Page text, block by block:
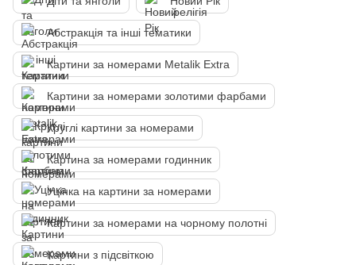
Абстракція та інші тематики
Картини за номерами Metalik Extra
Картини за номерами золотими фарбами
Круглі картини за номерами
Картина за номерами годинник
Уцінка на картини за номерами
Картини за номерами на чорному полотні
Картини з підсвіткою